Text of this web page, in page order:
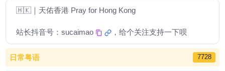
🇭🇰｜天佑香港 Pray for Hong Kong
站长抖音号： sucaimao ，给个关注支持一下呗
日常粤语 7728